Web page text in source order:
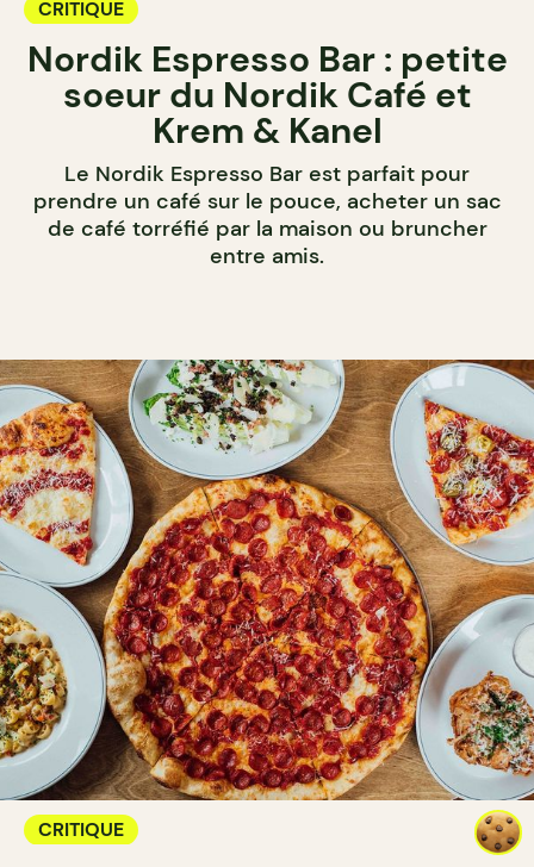
CRITIQUE
Nordik Espresso Bar : petite
soeur du Nordik Café et
Krem & Kanel
Le Nordik Espresso Bar est parfait pour
prendre un café sur le pouce, acheter un sac
de café torréfié par la maison ou bruncher
entre amis.
CRITIQUE